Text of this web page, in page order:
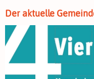
Der aktuelle